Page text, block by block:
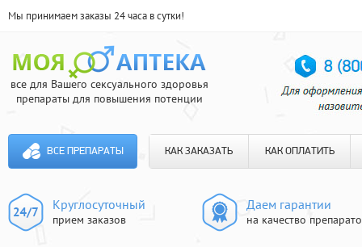
Мы принимаем заказы 24 часа в сутки!
все для Вашего сексуального здоровья
препараты для повышения потенции
ВСЕ ПРЕПАРАТЫ КАК ЗАКАЗАТЬ КАК ОПЛАТИТЬ
Круглосуточный
прием заказов
Даем гарантии
на качество